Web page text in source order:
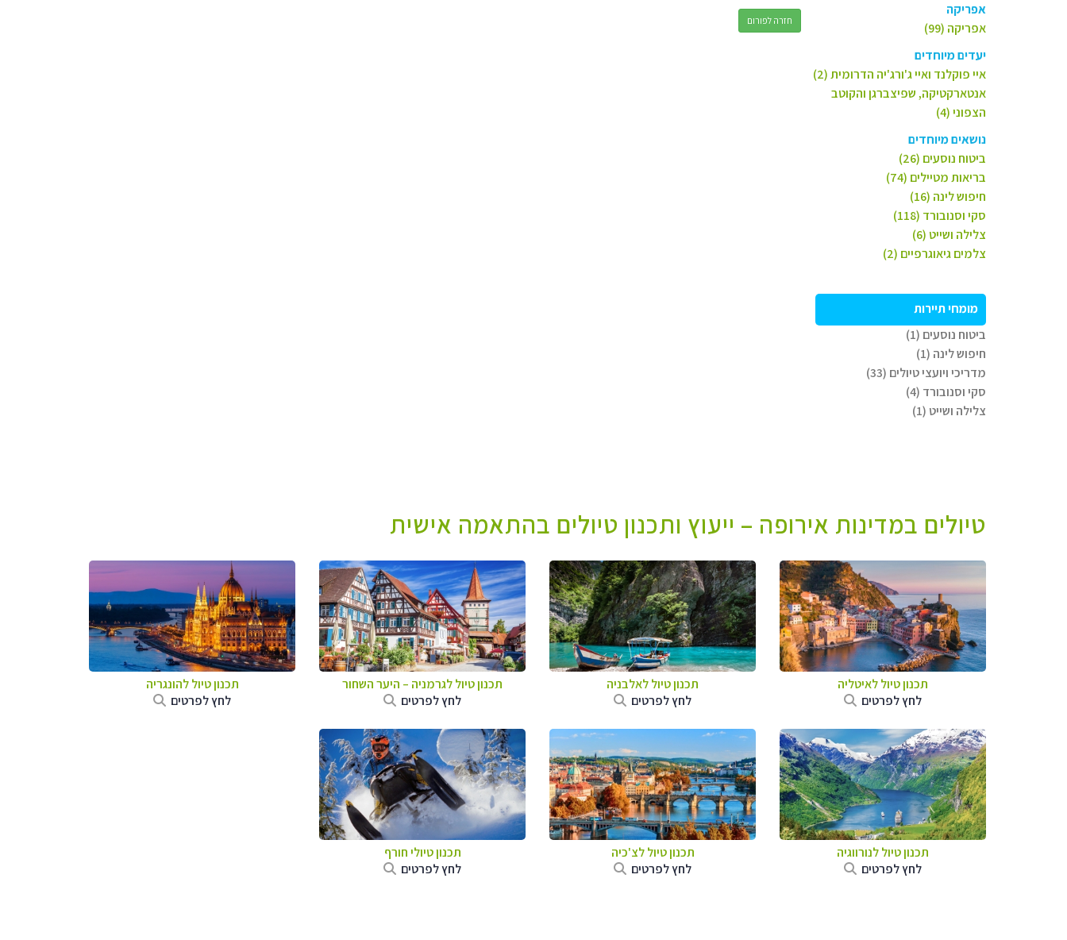
אפריקה
אפריקה (99)
יעדים מיוחדים
איי פוקלנד ואיי ג'ורג'יה הדרומית (2)
אנטארקטיקה, שפיצברגן והקוטב
הצפוני (4)
נושאים מיוחדים
ביטוח נוסעים (26)
בריאות מטיילים (74)
חיפוש לינה (16)
סקי וסנובורד (118)
צלילה ושייט (6)
צלמים גיאוגרפיים (2)
מומחי תיירות
ביטוח נוסעים (1)
חיפוש לינה (1)
מדריכי ויועצי טיולים (33)
סקי וסנובורד (4)
צלילה ושייט (1)
חזרה לפורום
טיולים במדינות אירופה – ייעוץ ותכנון טיולים בהתאמה אישית
תכנון טיול לאיטליה
לחץ לפרטים
תכנון טיול לאלבניה
לחץ לפרטים
תכנון טיול לגרמניה – היער השחור
לחץ לפרטים
תכנון טיול להונגריה
לחץ לפרטים
תכנון טיול לנורווגיה
לחץ לפרטים
תכנון טיול לצ'כיה
לחץ לפרטים
תכנון טיולי חורף
לחץ לפרטים